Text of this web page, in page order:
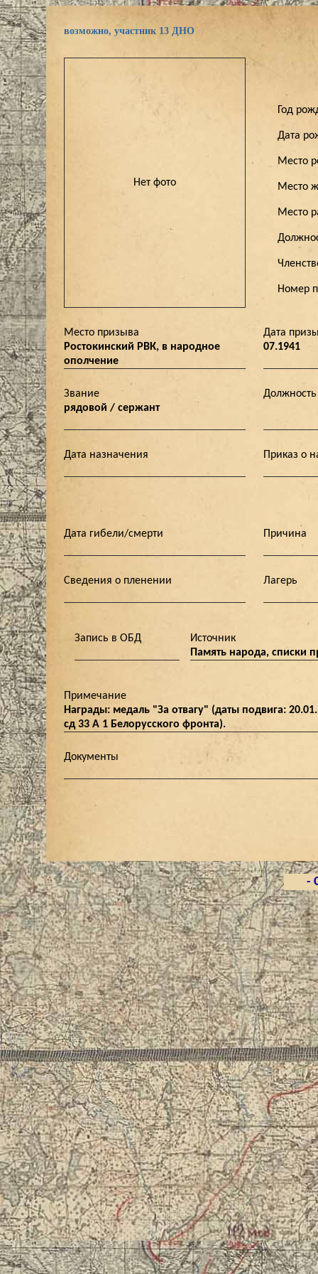
возможно, участник 13 ДНО
Нет фото
Год
Дата
Место
Место
Место
Номер
Место призыва
Ростокинский РВК, в народное
ополчение
Дата
07.1941
Звание
рядовой / сержант
Должность
Дата назначения Приказ о
Дата гибели/смерти Причина
Сведения о пленении Лагерь
Запись в ОБД
Источник
Память народа, списки
Примечание
Награды: медаль "За отвагу" (даты подвига:
сд 33 А 1 Белорусского фронта).
Документы
-